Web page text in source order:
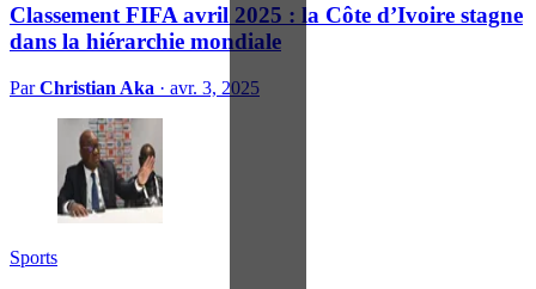
Classement FIFA avril 2025 : la Côte d’Ivoire stagne
dans la hiérarchie mondiale
ParChristian Aka · avr. 3, 2025
Sports